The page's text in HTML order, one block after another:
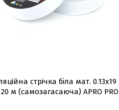
стрiчка біла мат. 0.13х19
м (самозагасаюча) APRO PRO